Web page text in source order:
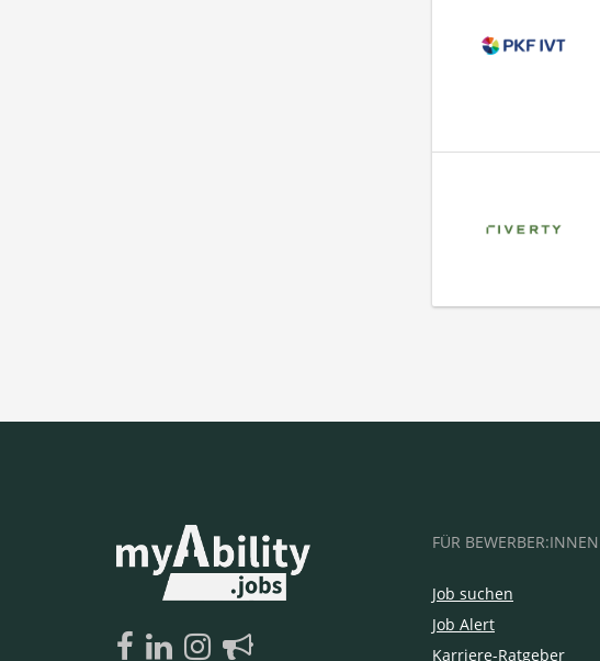
FÜR BEWERBER:INNEN
Job suchen
Job Alert
Karriere-Ratgeber